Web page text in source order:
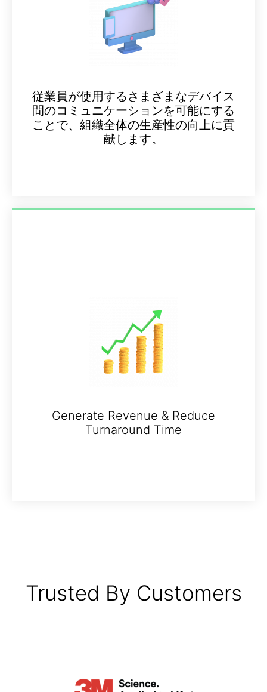
従業員が使用するさまざまなデバイス
間のコミュニケーションを可能にする
ことで、組織全体の生産性の向上に貢
献します。
Generate Revenue & Reduce
Turnaround Time
Trusted By Customers